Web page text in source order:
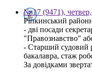
№ 17 (9471),
Ріпкинський
- дві посади
"Правознавство"
- Старший судовий
бакалавра, стаж
За довідками